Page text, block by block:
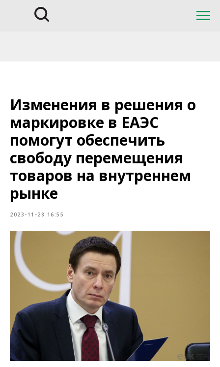
Изменения в решения о
маркировке в ЕАЭС
помогут обеспечить
свободу перемещения
товаров на внутреннем
рынке
2023-11-28 16:55